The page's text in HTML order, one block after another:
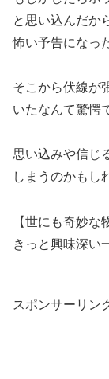
と思い込んだか
怖い予告になっ
そこから伏線が
いたなんて驚愕
思い込みや信じ
しまうのかもし
【世にも奇妙
きっと興味深い
スポンサーリン